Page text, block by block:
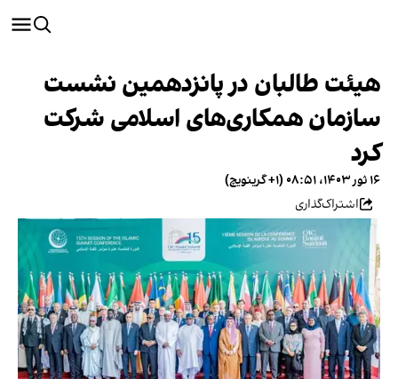
هیئت طالبان در پانزدهمین نشست
سازمان همکاری‌های اسلامی شرکت
کرد
۱۶ ثور ۱۴۰۳، ۰۸:۵۱ (‎+۱ گرینویچ)
اشتراک‌گذاری